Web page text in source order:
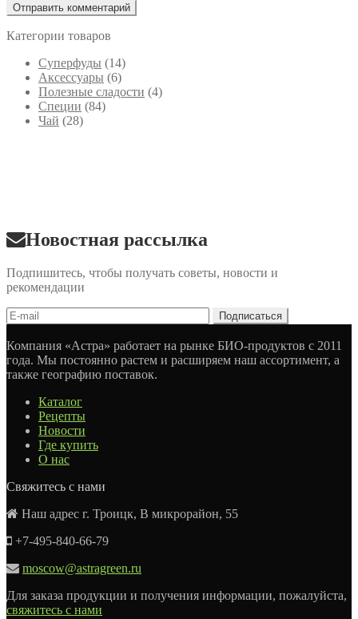
Категории товаров
Cуперфуды (14)
Аксессуары (6)
Полезные сладости (4)
Специи (84)
Чай (28)
Новостная рассылка
Подпишитесь, чтобы получать советы, новости и
рекомендации
Компания «Астра» работает на рынке БИО-продуктов с 2011
года. Мы постоянно растем и расширяем наш ассортимент, а
также географию поставок.
Каталог
Рецепты
Новости
Где купить
О нас
Свяжитесь с нами
Наш адрес г. Троицк, В микрорайон, 55
+7-495-840-66-79
moscow@astragreen.ru
Для заказа продукции и получения информации, пожалуйста,
свяжитесь с нами